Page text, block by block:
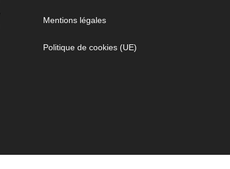
Mentions légales
Politique de cookies (UE)